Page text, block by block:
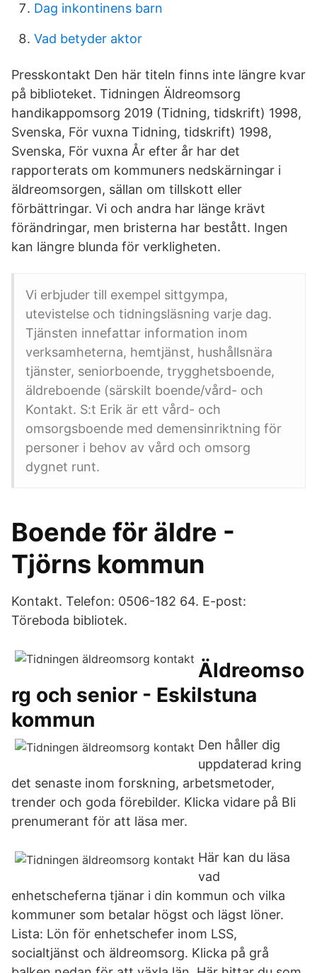
Dag inkontinens barn
Vad betyder aktor
Presskontakt Den här titeln finns inte längre kvar
på biblioteket. Tidningen Äldreomsorg
handikappomsorg 2019 (Tidning, tidskrift) 1998,
Svenska, För vuxna Tidning, tidskrift) 1998,
Svenska, För vuxna År efter år har det
rapporterats om kommuners nedskärningar i
äldreomsorgen, sällan om tillskott eller
förbättringar. Vi och andra har länge krävt
förändringar, men bristerna har bestått. Ingen
kan längre blunda för verkligheten.
Vi erbjuder till exempel sittgympa,
utevistelse och tidningsläsning varje dag.
Tjänsten innefattar information inom
verksamheterna, hemtjänst, hushållsnära
tjänster, seniorboende, trygghetsboende,
äldreboende (särskilt boende/vård- och
Kontakt. S:t Erik är ett vård- och
omsorgsboende med demensinriktning för
personer i behov av vård och omsorg
dygnet runt.
Boende för äldre -
Tjörns kommun
Kontakt. Telefon: 0506-182 64. E-post:
Töreboda bibliotek.
Äldreomso
rg och senior - Eskilstuna
kommun
Den håller dig
uppdaterad kring
det senaste inom forskning, arbetsmetoder,
trender och goda förebilder. Klicka vidare på Bli
prenumerant för att läsa mer.
Här kan du läsa
vad
enhetscheferna tjänar i din kommun och vilka
kommuner som betalar högst och lägst löner.
Lista: Lön för enhetschefer inom LSS,
socialtjänst och äldreomsorg. Klicka på grå